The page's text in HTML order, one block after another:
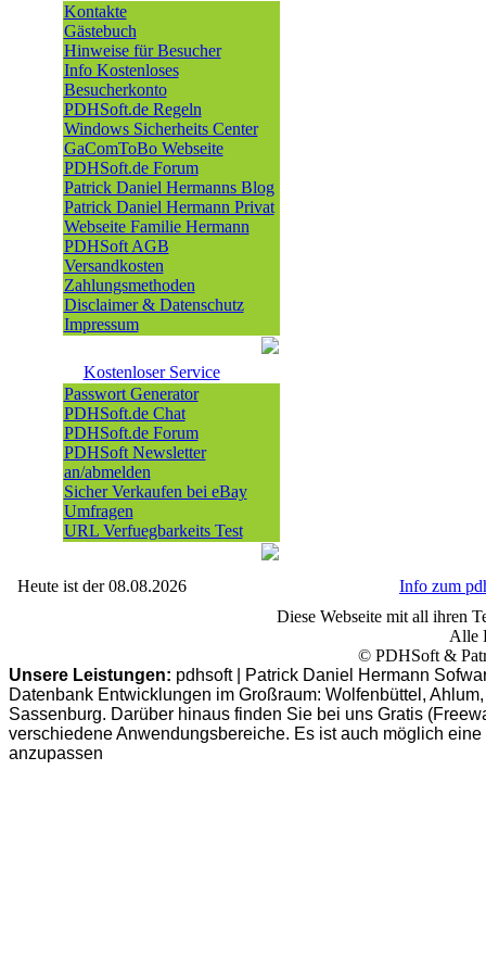
Kontakte
Gästebuch
Hinweise für Besucher
Info Kostenloses
Besucherkonto
PDHSoft.de Regeln
Windows Sicherheits Center
GaComToBo Webseite
PDHSoft.de Forum
Patrick Daniel Hermanns Blog
Patrick Daniel Hermann Privat
Webseite Familie Hermann
PDHSoft AGB
Versandkosten
Zahlungsmethoden
Disclaimer & Datenschutz
Impressum
Kostenloser Service
Passwort Generator
PDHSoft.de Chat
PDHSoft.de Forum
PDHSoft Newsletter
an/abmelden
Sicher Verkaufen bei eBay
Umfragen
URL Verfuegbarkeits Test
Heute ist der 08.08.2026
Info zum
Diese Webseite mit all ihren
Alle
© PDHSoft &
Unsere Leistungen: pdhsoft | Patrick Daniel Hermann
Datenbank Entwicklungen im Großraum: Wolfenbüttel,
Sassenburg. Darüber hinaus finden Sie bei uns Gratis
verschiedene Anwendungsbereiche. Es ist auch möglich
anzupassen